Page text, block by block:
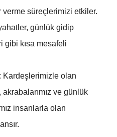
verme süreçlerimizi etkiler.
günlük gidip
gibi kısa mesafeli
Kardeşlerimizle olan
ve günlük
insanlarla olan